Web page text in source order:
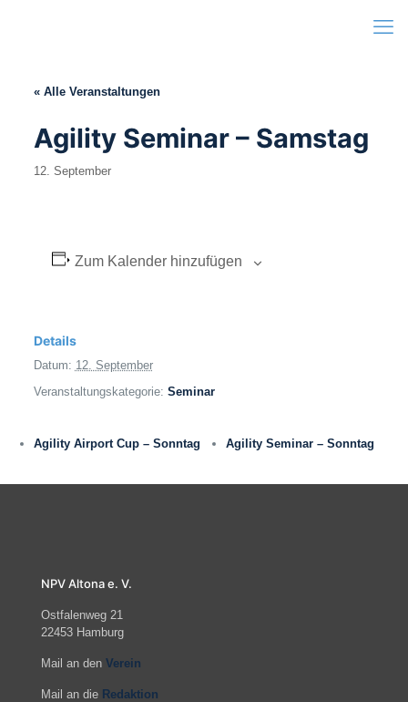
« Alle Veranstaltungen
Agility Seminar – Samstag
12. September
Zum Kalender hinzufügen
Details
Datum: 12. September
Veranstaltungskategorie: Seminar
Agility Airport Cup – Sonntag Agility Seminar – Sonntag
NPV Altona e. V.
Ostfalenweg 21
22453 Hamburg
Mail an den Verein
Mail an die Redaktion